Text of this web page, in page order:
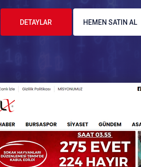
DETAYLAR HEMEN SATIN AL